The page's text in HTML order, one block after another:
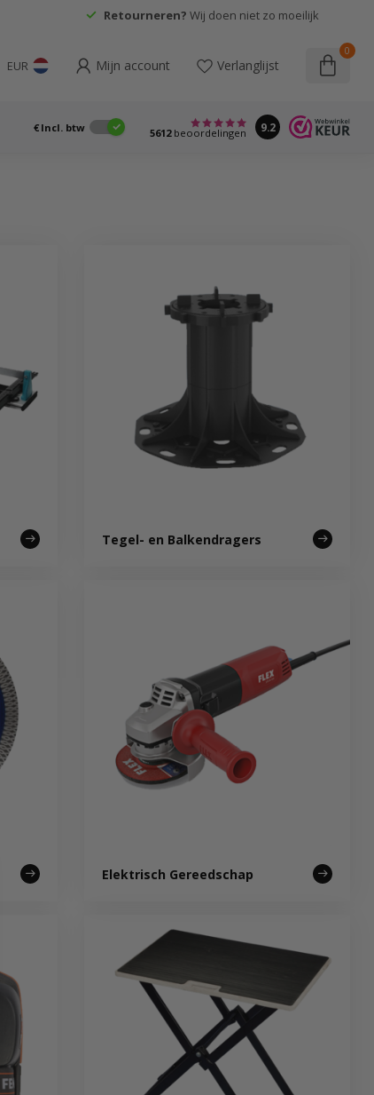
Retourneren? Wij doen niet zo moeilijk
EUR Mijn account Verlanglijst
0
€ Incl. btw 5612beoordelingen 9.2
Tegel- en Balkendragers
Elektrisch Gereedschap